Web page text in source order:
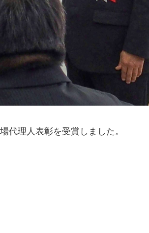
代理人表彰を受賞しました。